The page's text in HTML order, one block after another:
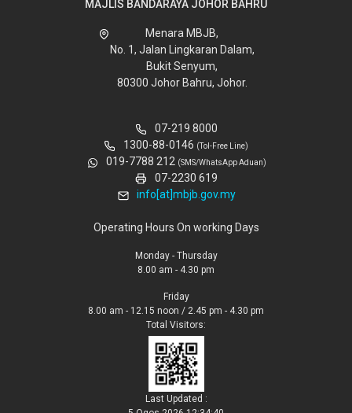
MAJLIS BANDARAYA JOHOR BAHRU
Menara MBJB,
No. 1, Jalan Lingkaran Dalam,
Bukit Senyum,
80300 Johor Bahru, Johor.
07-219 8000
1300-88-0146 (Tol-Free Line)
019-7788 212 (SMS/WhatsApp Aduan)
07-2230 619
info[at]mbjb.gov.my
Operating Hours On working Days
Monday - Thursday
8.00 am - 4.30 pm
Friday
8.00 am - 12.15 noon / 2.45 pm - 4.30 pm
Total Visitors:
Last Updated :